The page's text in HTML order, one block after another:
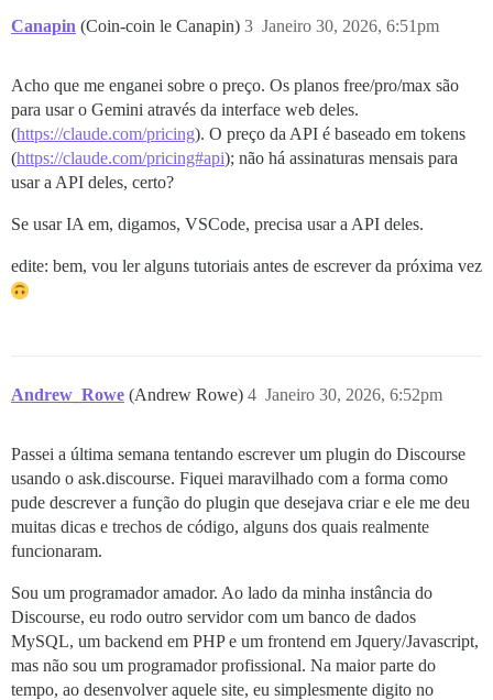
Canapin (Coin-coin le Canapin) Janeiro 30, 2026, 6:51pm
3
Acho que me enganei sobre o preço. Os planos free/pro/max são
para usar o Gemini através da interface web deles.
(https://claude.com/pricing). O preço da API é baseado em tokens
(https://claude.com/pricing#api); não há assinaturas mensais para
usar a API deles, certo?
Se usar IA em, digamos, VSCode, precisa usar a API deles.
edite: bem, vou ler alguns tutoriais antes de escrever da próxima vez
Andrew_Rowe (Andrew Rowe) Janeiro 30, 2026, 6:52pm
4
Passei a última semana tentando escrever um plugin do Discourse
usando o ask.discourse. Fiquei maravilhado com a forma como
pude descrever a função do plugin que desejava criar e ele me deu
muitas dicas e trechos de código, alguns dos quais realmente
funcionaram.
Sou um programador amador. Ao lado da minha instância do
Discourse, eu rodo outro servidor com um banco de dados
MySQL, um backend em PHP e um frontend em Jquery/Javascript,
mas não sou um programador profissional. Na maior parte do
tempo, ao desenvolver aquele site, eu simplesmente digito no